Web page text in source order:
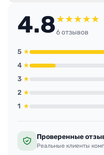
4.8★★★★★
6 отзывов
5 ★
4 ★
3 ★
2 ★
1 ★
Проверенные
Реальные клиенты